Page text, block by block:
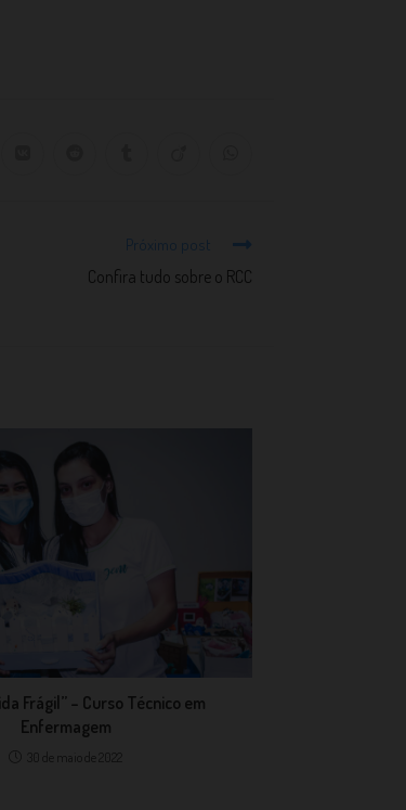
Próximo post
Confira tudo sobre o RCC
Frágil” – Curso Técnico em
Enfermagem
30 de maio de 2022